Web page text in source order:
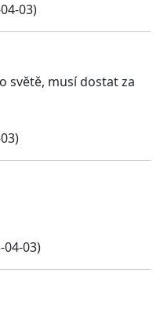
03)
světě, musí dostat za
04-03)